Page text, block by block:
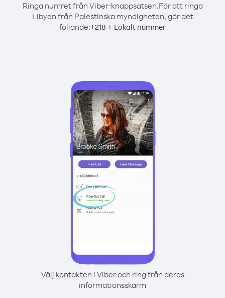
Ringa numret från Viber-knappsatsen.För att ringa
Libyen från Palestinska myndigheten, gör det
följande:+218 + Lokalt nummer
Välj kontakten i Viber och ring från deras
informationsskärm